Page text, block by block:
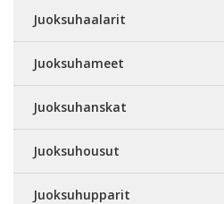
Juoksuhaalarit
Juoksuhameet
Juoksuhanskat
Juoksuhousut
Juoksuhupparit